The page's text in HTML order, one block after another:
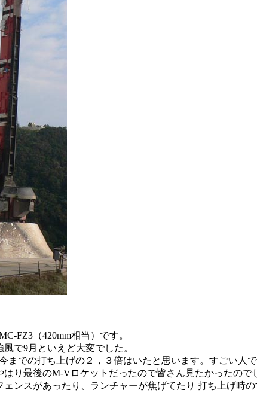
FZ3（420mm相当）です。
で9月といえど大変でした。
までの打ち上げの２，３倍はいたと思います。すごい人
り最後のM-Vロケットだったので皆さん見たかったので
ンスがあったり、ランチャーが焦げてたり 打ち上げ時の